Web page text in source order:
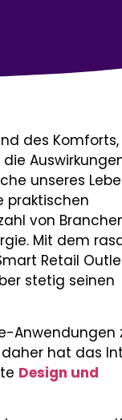
des
unseres
praktischen
von
Mit dem
Retail
stetig seinen
Anwendungen
hat das
Design und